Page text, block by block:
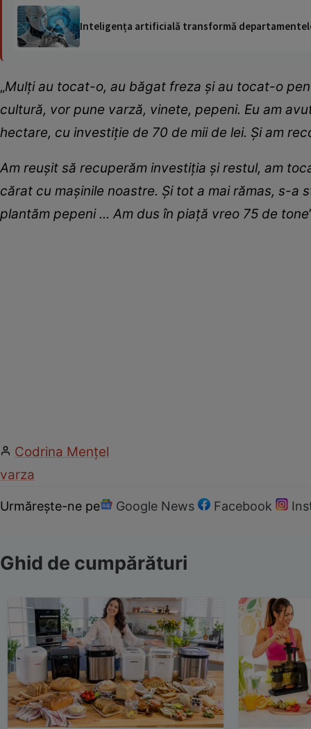
Inteligența artificială transformă
„Mulți au tocat-o, au băgat freza și au tocat-o
cultură, vor pune varză, vinete, pepeni. Eu am
hectare, cu investiție de 70 de mii de lei. Și am
Am reușit să recuperăm investiția și restul, am
cărat cu mașinile noastre. Și tot a mai rămas, s-
plantăm pepeni ... Am dus în piață vreo 75 de tone
Codrina Mențel
varza
Urmărește-ne pe Google News Facebook
Ghid de cumpărături